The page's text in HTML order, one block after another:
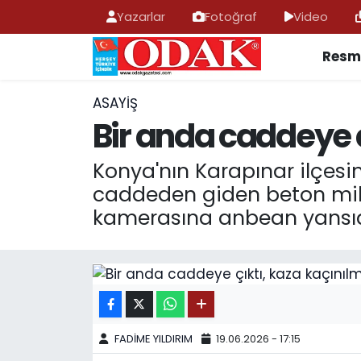
Yazarlar Fotoğraf Video
ASAYİŞ
Bir anda caddeye
Konya'nın Karapınar
caddeden giden beton
kamerasına anbean
FADİME YILDIRIM 19.06.2026 - 17:15
AFYONKARAHİSAR HABERLERİ
Resmi İlan
ASAYİŞ
GÜNCEL
SİYASET
EĞİTİM
MAGAZİN
SAĞLIK
Nöbetçi Eczaneler
Hava Durumu
Trafik Durumu
Süper Lig Puan Durumu ve Fikstür
Tüm Manşetler
Son Dakika Haberleri
Haber Arşivi